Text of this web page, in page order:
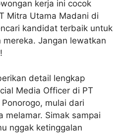
kerja ini cocok
Mitra Utama Madani di
kandidat terbaik untuk
Jangan lewatkan
detail lengkap
Media Officer di PT
mulai dari
melamar. Simak sampai
nggak ketinggalan